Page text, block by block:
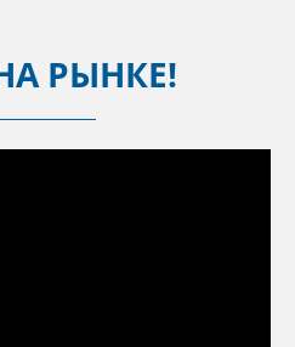
РЫНКЕ!